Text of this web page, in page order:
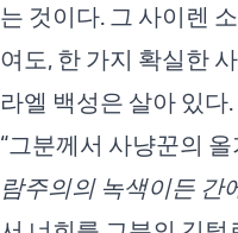
는 것이다. 그 사이렌
여도, 한 가지 확실한
라엘 백성은 살아 있다.
“그분께서 사냥꾼의
람주의의 녹색이든 간